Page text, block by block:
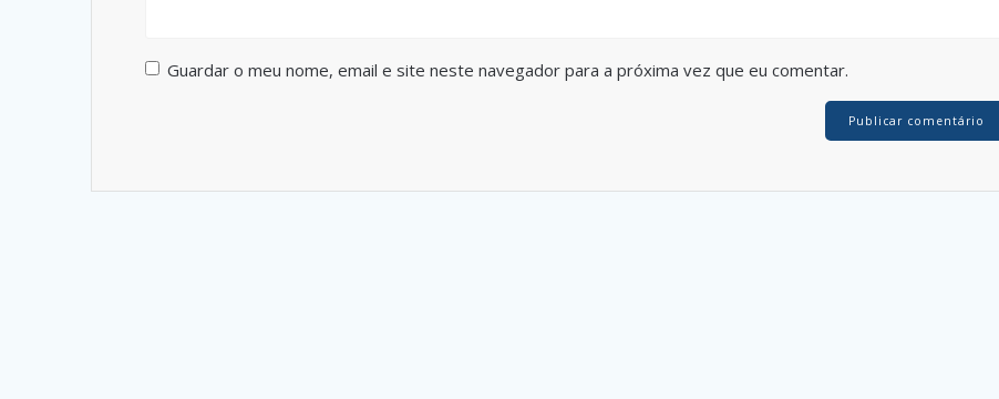
Guardar o meu nome, email e site neste navegador para a próxima vez que eu comentar.